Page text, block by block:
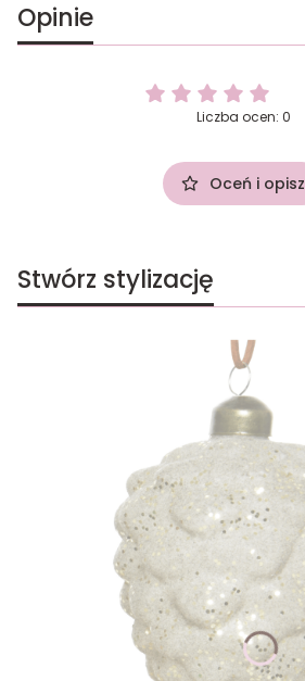
Opinie
Liczba ocen: 0
Oceń i opisz
Stwórz stylizację